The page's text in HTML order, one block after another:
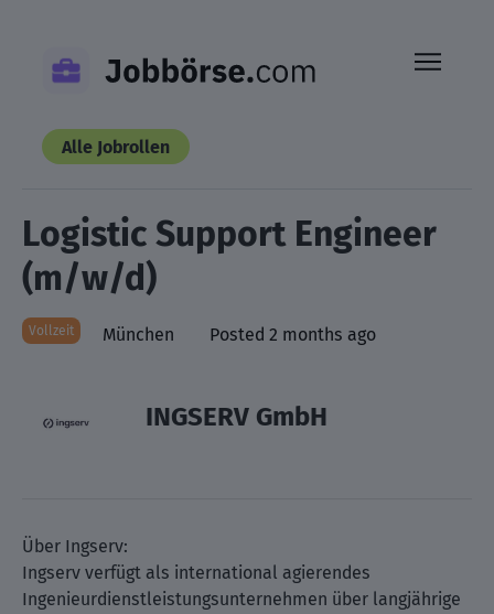
content
Alle Jobrollen
Logistic Support Engineer
(m/w/d)
Vollzeit München Posted 2 months ago
INGSERV GmbH
Über Ingserv:
Ingserv verfügt als international agierendes
Ingenieurdienstleistungsunternehmen über langjährige